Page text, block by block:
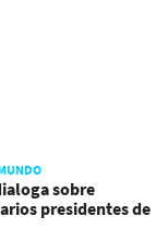
sobre
presidentes de